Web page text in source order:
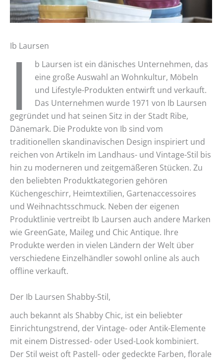
Ib Laursen
I
b Laursen ist ein dänisches Unternehmen, das
eine große Auswahl an Wohnkultur, Möbeln
und Lifestyle-Produkten entwirft und verkauft.
Das Unternehmen wurde 1971 von Ib Laursen
gegründet und hat seinen Sitz in der Stadt Ribe,
Dänemark. Die Produkte von Ib sind vom
traditionellen skandinavischen Design inspiriert und
reichen von Artikeln im Landhaus- und Vintage-Stil bis
hin zu moderneren und zeitgemäßeren Stücken. Zu
den beliebten Produktkategorien gehören
Küchengeschirr, Heimtextilien, Gartenaccessoires
und Weihnachtsschmuck. Neben der eigenen
Produktlinie vertreibt Ib Laursen auch andere Marken
wie GreenGate, Maileg und Chic Antique. Ihre
Produkte werden in vielen Ländern der Welt über
verschiedene Einzelhändler sowohl online als auch
offline verkauft.
Der Ib Laursen Shabby-Stil,
auch bekannt als Shabby Chic, ist ein beliebter
Einrichtungstrend, der Vintage- oder Antik-Elemente
mit einem Distressed- oder Used-Look kombiniert.
Der Stil weist oft Pastell- oder gedeckte Farben, florale